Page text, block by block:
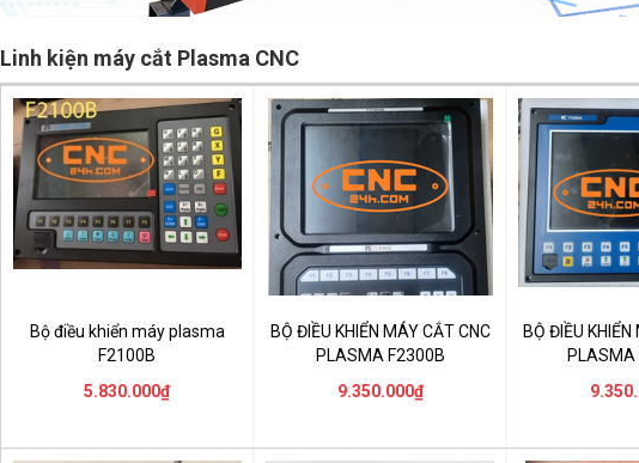
Linh kiện máy cắt Plasma CNC
Bộ điều khiển máy plasma
F2100B
5.830.000₫
BỘ ĐIỀU KHIỂN MÁY CẮT CNC
PLASMA F2300B
9.350.000₫
BỘ ĐIỀU